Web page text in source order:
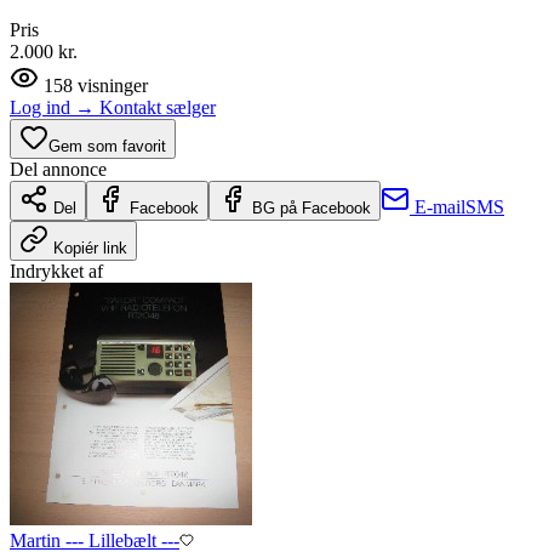
Pris
2.000 kr.
158 visninger
Log ind → Kontakt sælger
Gem som favorit
Del annonce
Del Facebook BG på Facebook E-mailSMS
Kopiér link
Indrykket af
Martin --- Lillebælt ---